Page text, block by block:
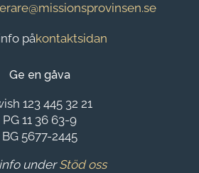
påkontaktsidan
Ge en gåva
123 445 32 21
PG 11 36 63-9
BG 5677-2445
underStöd oss